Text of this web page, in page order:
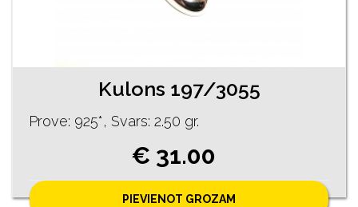
Kulons 197/3055
Prove: 925*, Svars: 2.50 gr.
€ 31.00
PIEVIENOT GROZAM